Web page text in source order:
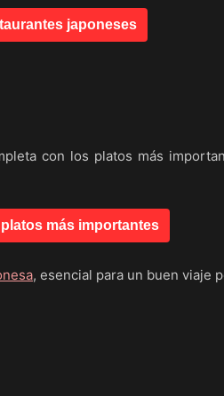
japoneses
con los platos más
más importantes
, esencial para un buen viaje